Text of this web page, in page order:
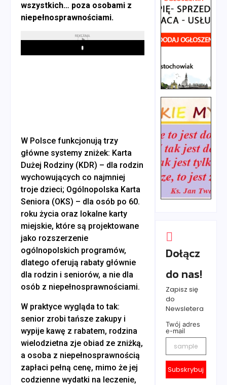
wszystkich… poza osobami z
niepełnosprawnościami.
REKLAMA
Play
W Polsce funkcjonują trzy
główne systemy zniżek: Karta
Dużej Rodziny (KDR) – dla rodzin
wychowujących co najmniej
troje dzieci; Ogólnopolska Karta
Seniora (OKS) – dla osób po 60.
roku życia oraz lokalne karty
miejskie, które są projektowane
jako rozszerzenie
ogólnopolskich programów,
dlatego oferują rabaty głównie
dla rodzin i seniorów, a nie dla
osób z niepełnosprawnościami.
W praktyce wygląda to tak:
senior zrobi tańsze zakupy i
wypije kawę z rabatem, rodzina
wielodzietna zje obiad ze zniżką,
a osoba z niepełnosprawnością
zapłaci pełną cenę, mimo że jej
codzienne wydatki na leczenie,
Dołącz
do nas!
Zapisz się
do
Newsletera
Twój adres
e-mail
Subskrybuj